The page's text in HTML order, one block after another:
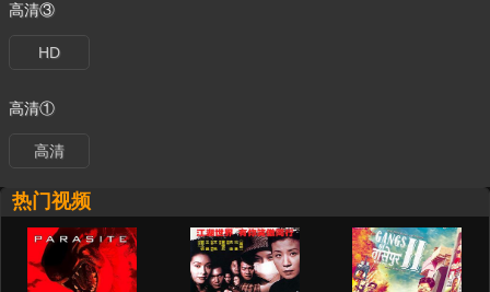
高清③
HD
高清①
高清
热门视频